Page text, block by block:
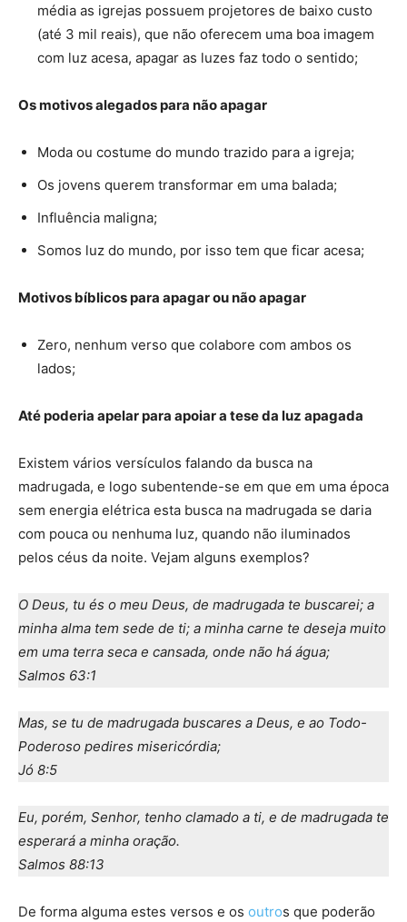
média as igrejas possuem projetores de baixo custo
(até 3 mil reais), que não oferecem uma boa imagem
com luz acesa, apagar as luzes faz todo o sentido;
Os motivos alegados para não apagar
Moda ou costume do mundo trazido para a igreja;
Os jovens querem transformar em uma balada;
Influência maligna;
Somos luz do mundo, por isso tem que ficar acesa;
Motivos bíblicos para apagar ou não apagar
Zero, nenhum verso que colabore com ambos os
lados;
Até poderia apelar para apoiar a tese da luz apagada
Existem vários versículos falando da busca na
madrugada, e logo subentende-se em que em uma época
sem energia elétrica esta busca na madrugada se daria
com pouca ou nenhuma luz, quando não iluminados
pelos céus da noite. Vejam alguns exemplos?
O Deus, tu és o meu Deus, de madrugada te buscarei; a
minha alma tem sede de ti; a minha carne te deseja muito
em uma terra seca e cansada, onde não há água;
Salmos 63:1
Mas, se tu de madrugada buscares a Deus, e ao Todo-
Poderoso pedires misericórdia;
Jó 8:5
Eu, porém, Senhor, tenho clamado a ti, e de madrugada te
esperará a minha oração.
Salmos 88:13
De forma alguma estes versos e os outros que poderão